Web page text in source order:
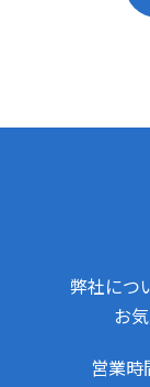
弊社につ
お
営業時